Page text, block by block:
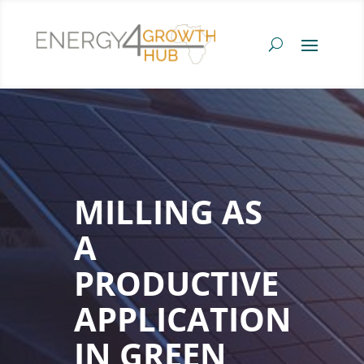
MILLING AS
A
PRODUCTIVE
APPLICATION
IN GREEN